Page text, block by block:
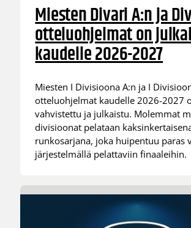
Miesten Divari A:n ja
otteluohjelmat on
kaudelle 2026-2027
Miesten I Divisioona A:n ja I
otteluohjelmat kaudelle 2026-2027
vahvistettu ja julkaistu. Molemmat
divisioonat pelataan
runkosarjana, joka huipentuu paras
järjestelmällä pelattaviin finaaleihin.